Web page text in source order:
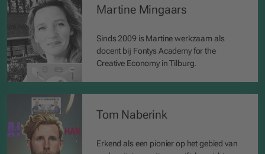
Martine Mingaars
Sinds 2009 is Martine werkzaam als
docent bij Fontys Academy for the
Creative Economy in Tilburg.
Tom Naberink
Erkend als een pionier op het gebied van